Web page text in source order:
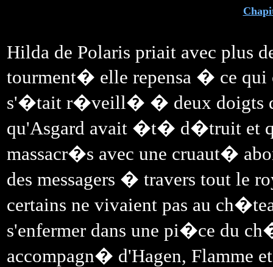
Hilda de Polaris priait avec plus
tourment� elle repensa � ce
s'�tait r�veill� � deux doigts
qu'Asgard avait �t� d�truit et
massacr�s avec une cruaut�
des messagers � travers tout le
certains ne vivaient pas au
s'enfermer dans une pi�ce du
accompagn� d'Hagen, Flamme